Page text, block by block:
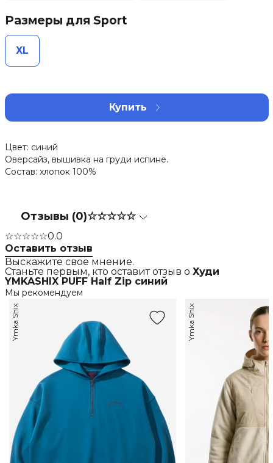
Размеры для Sport
XL
Купить
Цвет: синий
Оверсайз, вышивка на груди испине.
Состав: хлопок 100%
Отзывы (0)☆☆☆☆☆
☆☆☆☆☆0.0
Оставить отзыв
Выскажите свое мнение.
Станьте первым, кто оставит отзыв о Худи
YMKASHIX PUFF Half Zip синий
Мы рекомендуем
Ymka Shix Ymka Shix